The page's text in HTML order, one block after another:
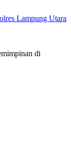
Lampung Utara
di